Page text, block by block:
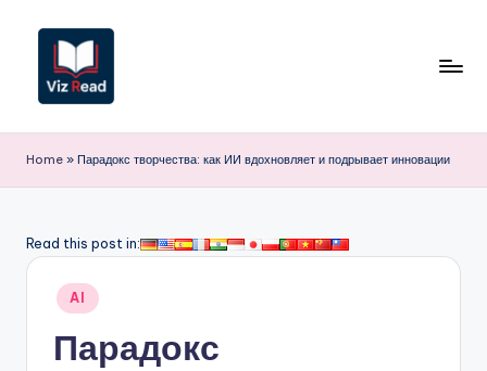
Перейти
содержимому
iz
R
a
R
Home » Парадокс творчества: как ИИ вдохновляет и подрывает инновации
Read this post in:
Опубликовано
AI
Парадокс